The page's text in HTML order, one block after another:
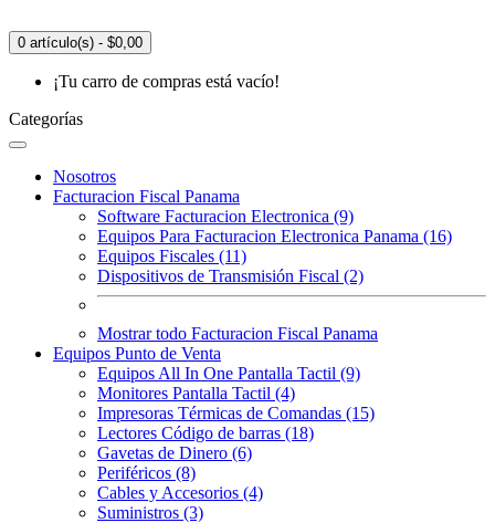
0 artículo(s) - $0,00
¡Tu carro de compras está vacío!
Categorías
Nosotros
Facturacion Fiscal Panama
Software Facturacion Electronica (9)
Equipos Para Facturacion Electronica Panama (16)
Equipos Fiscales (11)
Dispositivos de Transmisión Fiscal (2)
Mostrar todo Facturacion Fiscal Panama
Equipos Punto de Venta
Equipos All In One Pantalla Tactil (9)
Monitores Pantalla Tactil (4)
Impresoras Térmicas de Comandas (15)
Lectores Código de barras (18)
Gavetas de Dinero (6)
Periféricos (8)
Cables y Accesorios (4)
Suministros (3)